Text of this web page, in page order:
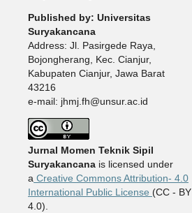
Published by: Universitas
Suryakancana
Address: Jl. Pasirgede Raya,
Bojongherang, Kec. Cianjur,
Kabupaten Cianjur, Jawa Barat
43216
e-mail: jhmj.fh@unsur.ac.id
Jurnal Momen Teknik Sipil
Suryakancanais licensed under
a Creative Commons Attribution- 4.0
International Public License (CC - BY
4.0).